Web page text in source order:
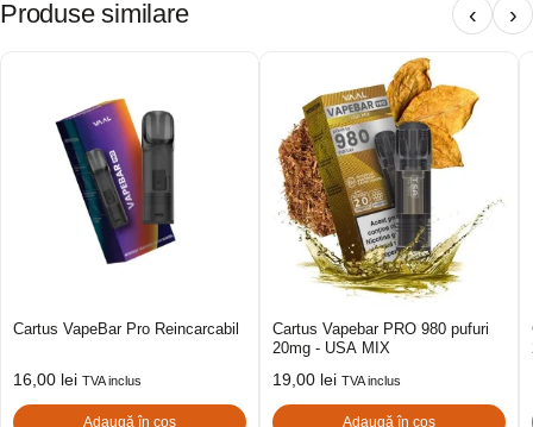
Produse similare ‹ ›
Cartus VapeBar Pro Reincarcabil
16,00 lei TVA inclus
Adaugă în coș
Cartus Vapebar PRO 980 pufuri
20mg - USA MIX
19,00 lei TVA inclus
Adaugă în coș